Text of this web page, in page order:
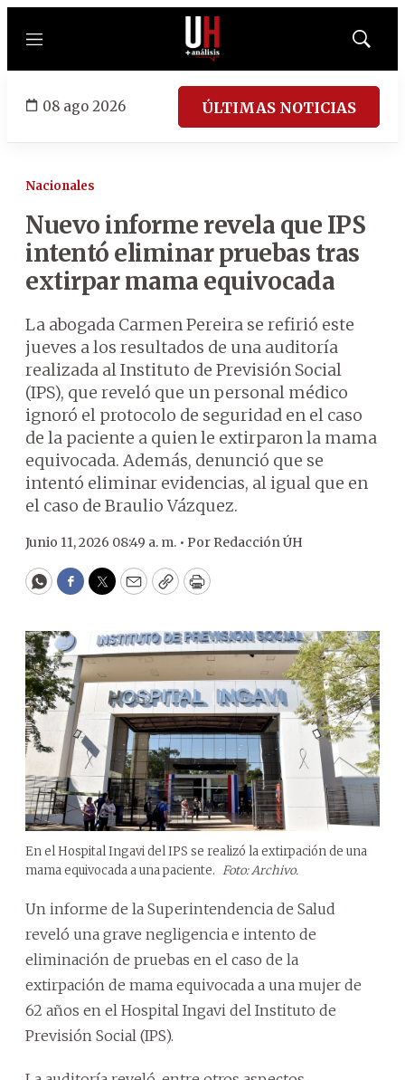
Menú
Mostrar
08 ago 2026 ÚLTIMAS NOTICIAS
Nacionales
Nuevo informe revela que IPS
intentó eliminar pruebas tras
extirpar mama equivocada
La abogada Carmen Pereira se refirió este
jueves a los resultados de una auditoría
realizada al Instituto de Previsión Social
(IPS), que reveló que un personal médico
ignoró el protocolo de seguridad en el caso
de la paciente a quien le extirparon la mama
equivocada. Además, denunció que se
intentó eliminar evidencias, al igual que en
el caso de Braulio Vázquez.
Junio 11, 2026 08:49 a. m. • Por Redacción ÚH
WhatsApp
Facebook
Twitter
EmailCopyPrint
En el Hospital Ingavi del IPS se realizó la extirpación de una
mama equivocada a una paciente. Foto: Archivo.
Un informe de la Superintendencia de Salud
reveló una grave negligencia e intento de
eliminación de pruebas en el caso de la
extirpación de mama equivocada a una mujer de
62 años en el Hospital Ingavi del Instituto de
Previsión Social (IPS).